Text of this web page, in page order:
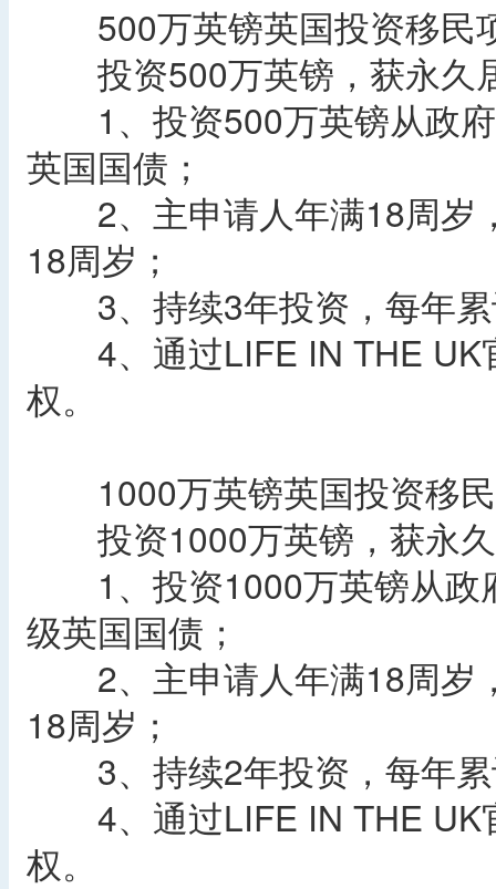
500万英镑英国投资移民
投资500万英镑，获永久
1、投资500万英镑从政府
英国国债；
2、主申请人年满18周岁
18周岁；
3、持续3年投资，每年累
4、通过LIFE IN THE UK
权。
1000万英镑英国投资移
投资1000万英镑，获永
1、投资1000万英镑从政
级英国国债；
2、主申请人年满18周岁
18周岁；
3、持续2年投资，每年累
4、通过LIFE IN THE UK
权。